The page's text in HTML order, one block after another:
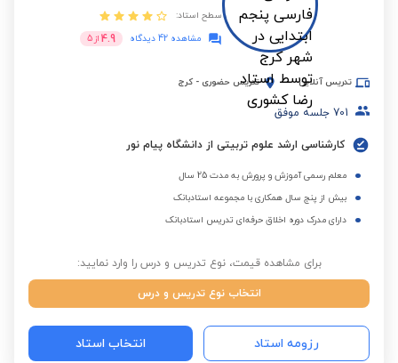
سطح استاد:
مشاهده 42 دیدگاه
4.9 از 5
تدریس آنلاین تدریس حضوری - کرج
701 جلسه موفق
کارشناسی ارشد علوم تربیتی از دانشگاه پیام نور
معلم رسمی آموزش و پرورش به مدت 25 سال
بیش از پنج سال همکاری با مجموعه استادبانک
دارای مدرک دوره اخلاق حرفه‌ای تدریس استادبانک
برای مشاهده قیمت، نوع تدریس و درس را وارد نمایید:
انتخاب نوع تدریس و درس
رزومه استاد انتخاب استاد